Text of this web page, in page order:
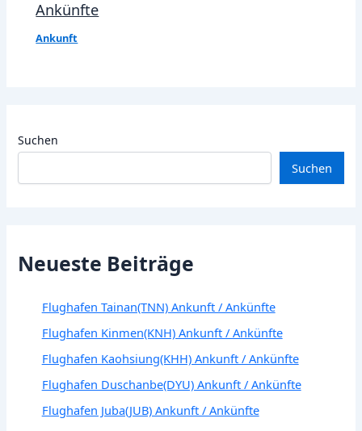
Ankünfte
Ankunft
Suchen
Suchen
Neueste Beiträge
Flughafen Tainan(TNN) Ankunft / Ankünfte
Flughafen Kinmen(KNH) Ankunft / Ankünfte
Flughafen Kaohsiung(KHH) Ankunft / Ankünfte
Flughafen Duschanbe(DYU) Ankunft / Ankünfte
Flughafen Juba(JUB) Ankunft / Ankünfte